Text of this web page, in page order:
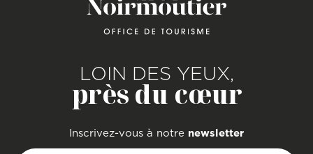
LOIN DES YEUX,
près du cœur
Inscrivez-vous à notre newsletter